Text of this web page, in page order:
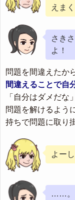
えま
さき
よ！
問題を間違えたか
間違えることで自
「自分はダメだ
問題を解けるよう
持ちで問題に取り
よー
……。